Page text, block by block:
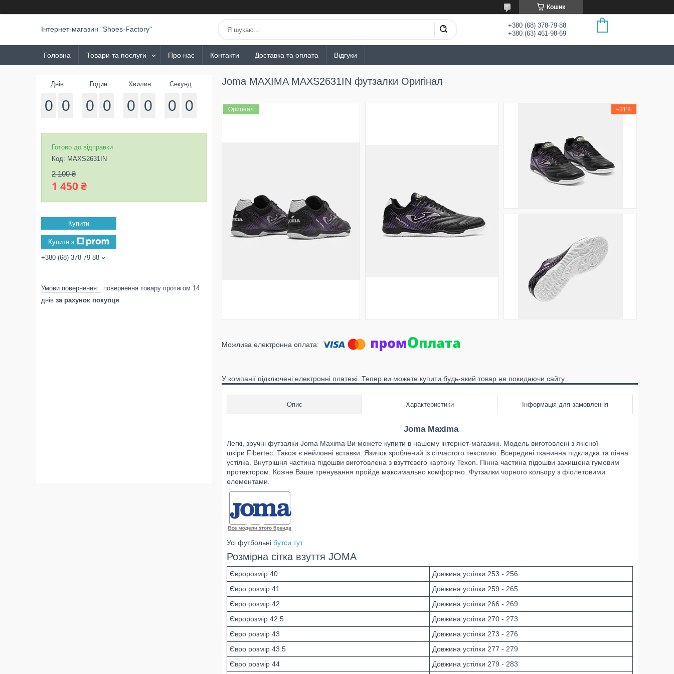
Кошик
Інтернет-магазин "Shoes-Factory"
+380 (68) 378-79-88
+380 (63) 461-98-69
Головна Товари та послуги Про нас Контакти Доставка та оплата Відгуки
Joma MAXIMA MAXS2631IN футзалки Оригінал
Оригінал –31%
У компанії підключені електронні платежі. Тепер ви можете купити будь-який товар не покидаючи сайту.
Опис Характеристики Інформація для замовлення
Joma Maxima
Легкі, зручні футзалки Joma Maxima Ви можете купити в нашому інтернет-магазині. Модель виготовлені з якісної
шкіри Fibertec. Також є нейлонні вставки. Язичок зроблений із сітчастого текстилю. Всередині тканинна підкладка та пінна
устілка. Внутрішня частина підошви виготовлена з взуттєвого картону Texon. Пінна частина підошви захищена гумовим
протектором. Кожне Ваше тренування пройде максимально комфортно. Футзалки чорного кольору з фіолетовими
елементами.
Усі футбольні бутси тут
Розмірна сітка взуття JOMA
Євророзмір 40
Довжина устілки 253 - 256
Євро розмір 41
Довжина устілки 259 - 265
Євро розмір 42
Довжина устілки 266 - 269
Євророзмір 42.5
Довжина устілки 270 - 273
Євро розмір 43
Довжина устілки 273 - 276
Євро розмір 43.5
Довжина устілки 277 - 279
Євро розмір 44
Довжина устілки 279 - 283
Днів
0 0
Годин
0 0
Хвилин
0 0
Секунд
0 0
Готово до відправки
Код: MAXS2631IN
2 100 ₴
1 450 ₴
Купити
Купити з
+380 (68) 378-79-88
повернення товару протягом 14
днів за рахунок покупця